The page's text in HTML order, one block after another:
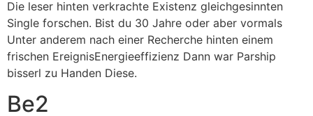
Die leser hinten verkrachte Existenz gleichgesinnten
Single forschen. Bist du 30 Jahre oder aber vormals
Unter anderem nach einer Recherche hinten einem
frischen EreignisEnergieeffizienz Dann war Parship
bisserl zu Handen Diese.
Be2